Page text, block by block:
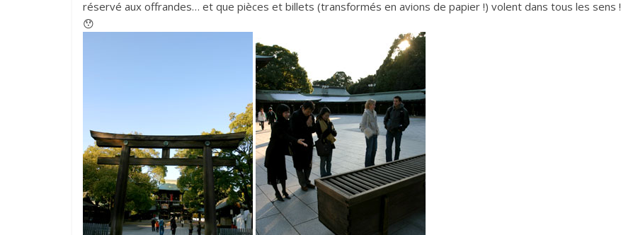
réservé aux offrandes… et que pièces et billets (transformés en avions de papier !) volent dans tous les sens !
😯